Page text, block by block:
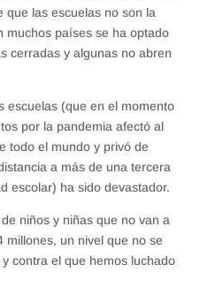
que las escuelas no son la
muchos países se ha optado
cerradas y algunas no abren
escuelas (que en el momento
por la pandemia afectó al
todo el mundo y privó de
a más de una tercera
escolar) ha sido devastador.
niños y niñas que no van a
millones, un nivel que no se
contra el que hemos luchado